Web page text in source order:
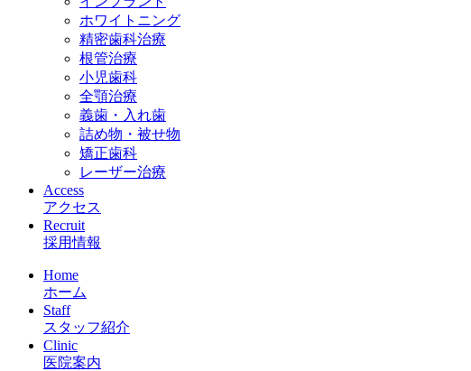
ホワイトニング
精密歯科治療
根管治療
小児歯科
全顎治療
義歯・入れ歯
詰め物・被せ物
矯正歯科
レーザー治療
Access
アクセス
Recruit
採用情報
Home
ホーム
Staff
スタッフ紹介
Clinic
医院案内